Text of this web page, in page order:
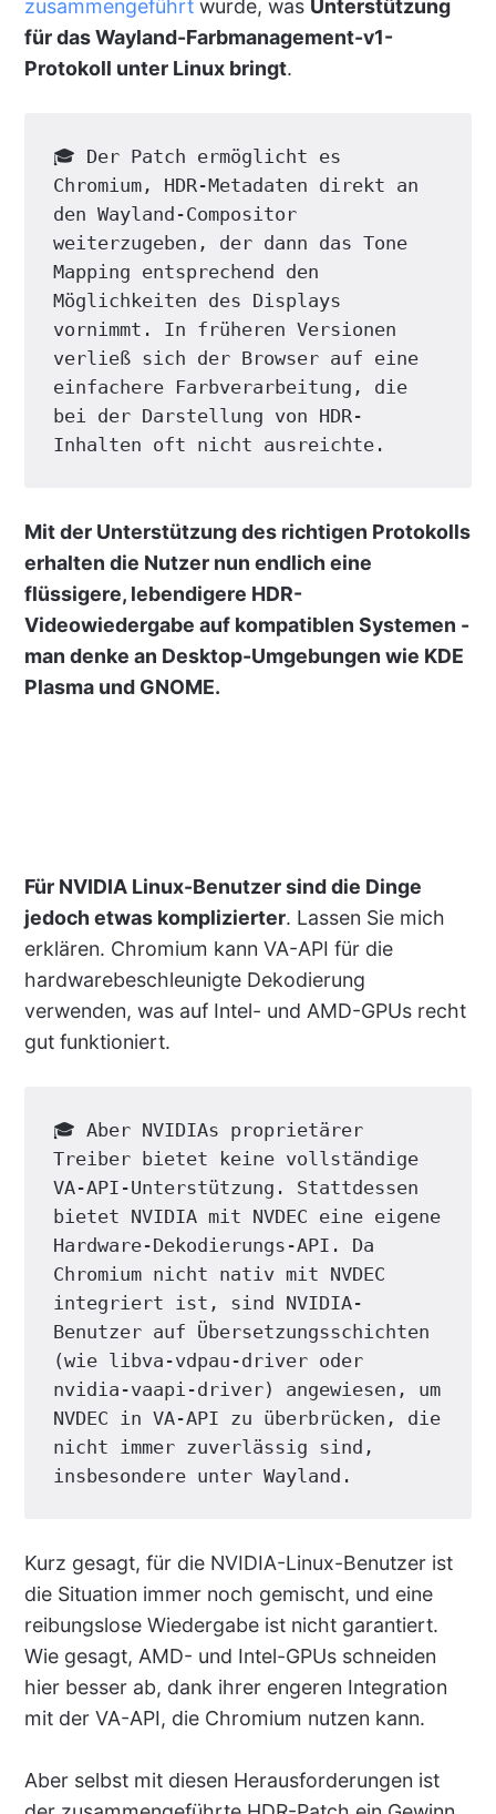
zusammengeführtwurde, was Unterstützung
für das Wayland-Farbmanagement-v1-
Protokoll unter Linux bringt.
🎓 Der Patch ermöglicht es
Chromium, HDR-Metadaten direkt an
den Wayland-Compositor
weiterzugeben, der dann das Tone
Mapping entsprechend den
Möglichkeiten des Displays
vornimmt. In früheren Versionen
verließ sich der Browser auf eine
einfachere Farbverarbeitung, die
bei der Darstellung von HDR-
Inhalten oft nicht ausreichte.
Mit der Unterstützung des richtigen Protokolls
erhalten die Nutzer nun endlich eine
flüssigere, lebendigere HDR-
Videowiedergabe auf kompatiblen Systemen -
man denke an Desktop-Umgebungen wie KDE
Plasma und GNOME.
Für NVIDIA Linux-Benutzer sind die Dinge
jedoch etwas komplizierter. Lassen Sie mich
erklären. Chromium kann VA-API für die
hardwarebeschleunigte Dekodierung
verwenden, was auf Intel- und AMD-GPUs recht
gut funktioniert.
🎓 Aber NVIDIAs proprietärer
Treiber bietet keine vollständige
VA-API-Unterstützung. Stattdessen
bietet NVIDIA mit NVDEC eine eigene
Hardware-Dekodierungs-API. Da
Chromium nicht nativ mit NVDEC
integriert ist, sind NVIDIA-
Benutzer auf Übersetzungsschichten
(wie libva-vdpau-driver oder
nvidia-vaapi-driver) angewiesen, um
NVDEC in VA-API zu überbrücken, die
nicht immer zuverlässig sind,
insbesondere unter Wayland.
Kurz gesagt, für die NVIDIA-Linux-Benutzer ist
die Situation immer noch gemischt, und eine
reibungslose Wiedergabe ist nicht garantiert.
Wie gesagt, AMD- und Intel-GPUs schneiden
hier besser ab, dank ihrer engeren Integration
mit der VA-API, die Chromium nutzen kann.
Aber selbst mit diesen Herausforderungen ist